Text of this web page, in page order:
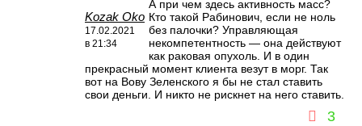
Kozak Oko
17.02.2021
в 21:34
А при чем здесь активность масс?
Кто такой Рабинович, если не ноль
без палочки? Управляющая
некомпетентность — она действуют
как раковая опухоль. И в один
прекрасный момент клиента везут в морг. Так
вот на Вову Зеленского я бы не стал ставить
свои деньги. И никто не рискнет на него ставить.
3